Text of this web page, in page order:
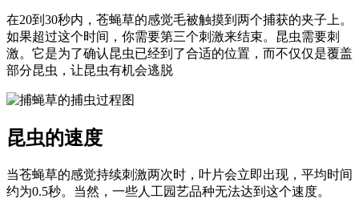
在20到30秒内，苍蝇草的感觉毛被触摸到两个捕获的夹子上。
如果超过这个时间，你需要第三个刺激来结束。昆虫需要刺
激。它是为了确认昆虫已经到了合适的位置，而不仅仅是覆盖
部分昆虫，让昆虫有机会逃脱
昆虫的速度
当苍蝇草的感觉持续刺激两次时，叶片会立即出现，平均时间
约为0.5秒。当然，一些人工园艺品种无法达到这个速度。